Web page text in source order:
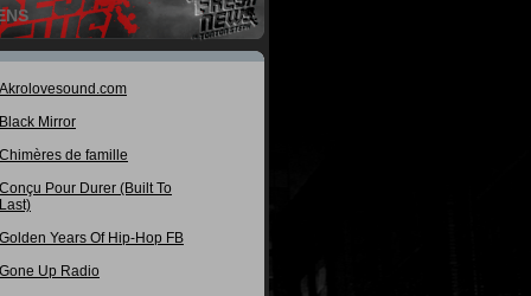
Akrolovesound.com
Black Mirror
Chimères de famille
Conçu Pour Durer (Built To
Last)
Golden Years Of Hip-Hop FB
Gone Up Radio